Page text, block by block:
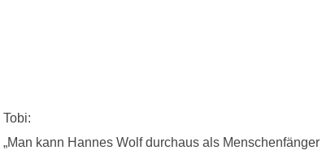
Tobi:
„Man kann Hannes Wolf durchaus als